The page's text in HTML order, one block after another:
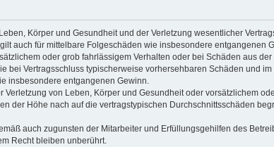
Körper und Gesundheit und der Verletzung wesentlicher
auch für mittelbare Folgeschäden wie insbesondere entgangenen
oder grob fahrlässigem Verhalten oder bei Schäden aus
bei Vertragsschluss typischerweise vorhersehbaren Schäden und
insbesondere entgangenen Gewinn.
von Leben, Körper und Gesundheit oder vorsätzlichem
der Höhe nach auf die vertragstypischen Durchschnittsschäden
auch zugunsten der Mitarbeiter und Erfüllungsgehilfen des
Recht bleiben unberührt.